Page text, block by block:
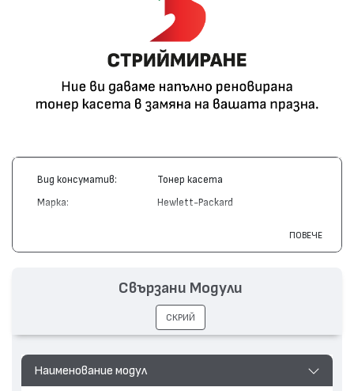
Вид консуматив: Тонер касета
Марка: Hewlett-Packard
Color LaserJet 3500, Color LaserJet
3550
ПОВЕЧЕ
Наименование модул
Свързани Модули
СКРИЙ